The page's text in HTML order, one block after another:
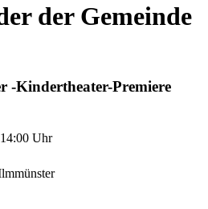
der Gemeinde
-Kindertheater-Premiere
Uhr